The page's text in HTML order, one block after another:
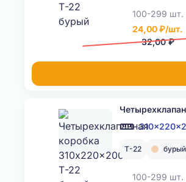
100-299 шт.
24,00 ₽/шт.
32,00 ₽
Т-22 бурый
100-299 шт.